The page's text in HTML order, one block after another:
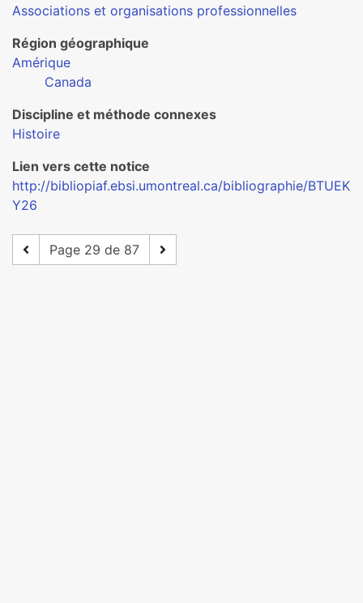
Associations et organisations professionnelles
Région géographique
Amérique
Canada
Discipline et méthode connexes
Histoire
Lien vers cette notice
http://bibliopiaf.ebsi.umontreal.ca/bibliographie/BTUEK
Y26
Page 29 de 87